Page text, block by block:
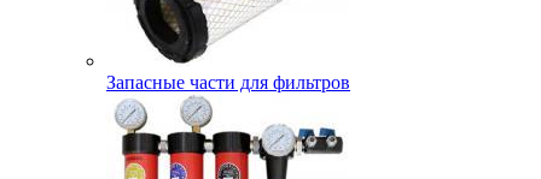
Запасные части для фильтров